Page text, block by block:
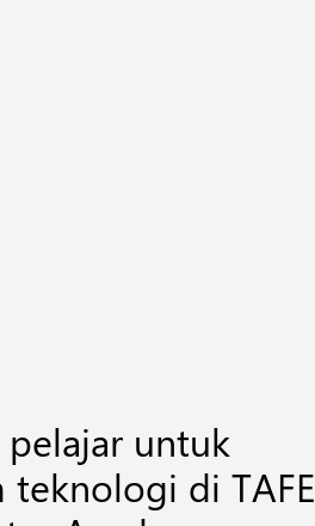
untuk
teknologi di TAFE